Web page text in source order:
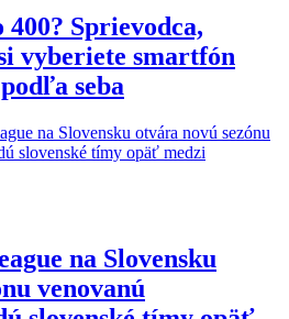
Sprievodca,
vyberiete smartfón
seba
na Slovensku
venovanú